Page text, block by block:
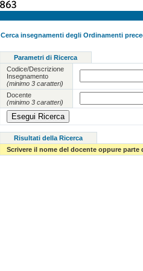
Cerca insegnamenti degli Ordinamenti
Parametri di Ricerca
Codice/Descrizione
Insegnamento
(minimo 3 caratteri)
Docente
(minimo 3 caratteri)
Risultati della Ricerca
Scrivere il nome del docente oppure